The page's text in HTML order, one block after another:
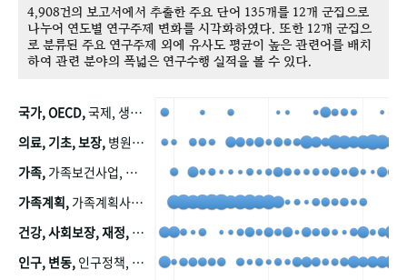
4,908건의 보고서에서 추출한 주요 단어 135개를 12개 군집으로
나누어 연도별 연구주제 변화를 시각화하였다. 또한 12개 군집으
로 분류된 주요 연구주제 외에 유사도 평균이 높은 관련어를 배치
하여 관련 분야의 폭넓은 연구수행 실적을 볼 수 있다.
국가, OECD,국제, 생산, 아시아, 태평양, 태평양지역, 참가
의료, 기초, 보장, 병원, 가정, 연금, 연계, 공적, 일본, 생활, 국민기초생활보장제도, 국민연금, 기금, 저소득층, 근로, 자활, 급여, 환자, 의료비, 모니터링, 한국복지패널, 소득, 지표, 빈곤, 노후, 장애인
가족, 가족보건사업, 산업, 친화, 전국, 출산력
가족계획, 가족계획사업, 가족계획사업평가, 한국가족계획사업, 피임, 보급, 부인, 자궁, 피임약
건강, 사회보장, 재정,
인구, 변동, 인구정책, 저출산, 고령사회, 고령화, 이동, 남북한, 지방자치단체, 컨설팅, 복지정책평가, 집, 사회개발